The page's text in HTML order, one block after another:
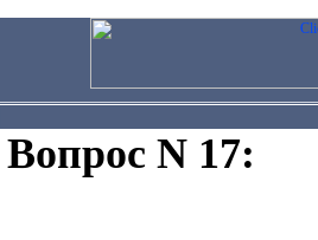
Вопрос N 17: